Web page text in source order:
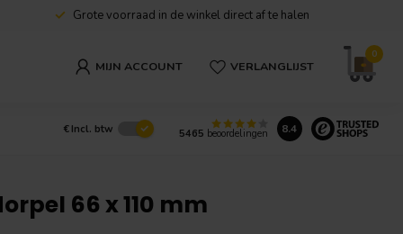
Grote voorraad in de winkel direct af te halen
MIJN ACCOUNT VERLANGLIJST
0
€ Incl. btw 5465 beoordelingen 8.4
66 x 110 mm